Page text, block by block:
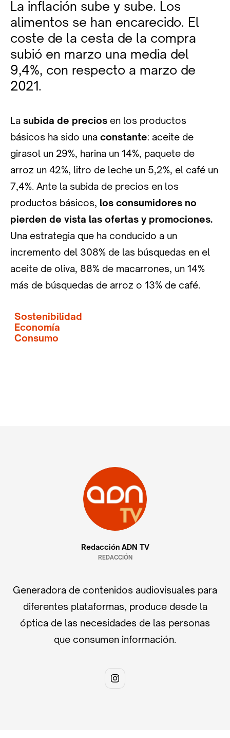
La inflación sube y sube. Los
alimentos se han encarecido. El
coste de la cesta de la compra
subió en marzo una media del
9,4%, con respecto a marzo de
2021.
La subida de precios en los productos
básicos ha sido una constante: aceite de
girasol un 29%, harina un 14%, paquete de
arroz un 42%, litro de leche un 5,2%, el café un
7,4%. Ante la subida de precios en los
productos básicos, los consumidores no
pierden de vista las ofertas y promociones.
Una estrategia que ha conducido a un
incremento del 308% de las búsquedas en el
aceite de oliva, 88% de macarrones, un 14%
más de búsquedas de arroz o 13% de café.
Sostenibilidad
Economía
Consumo
Redacción ADN TV
REDACCIÓN
Generadora de contenidos audiovisuales para
diferentes plataformas, produce desde la
óptica de las necesidades de las personas
que consumen información.